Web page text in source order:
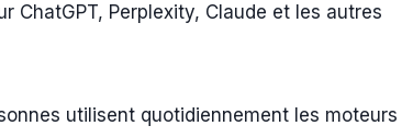
ChatGPT, Perplexity, Claude et les autres
utilisent quotidiennement les moteurs